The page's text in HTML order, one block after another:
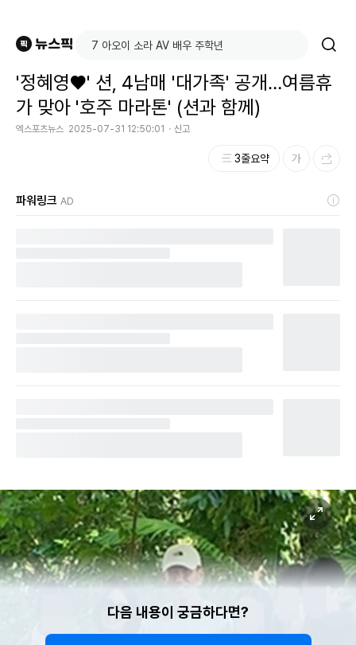
'정혜영♥' 션, 4남매 '대가족' 공개…여름휴
가 맞아 '호주 마라톤' (션과 함께)
엑스포츠뉴스 2025-07-31 12:50:01 신고
3줄요약
파워링크 AD
다음 내용이 궁금하다면?